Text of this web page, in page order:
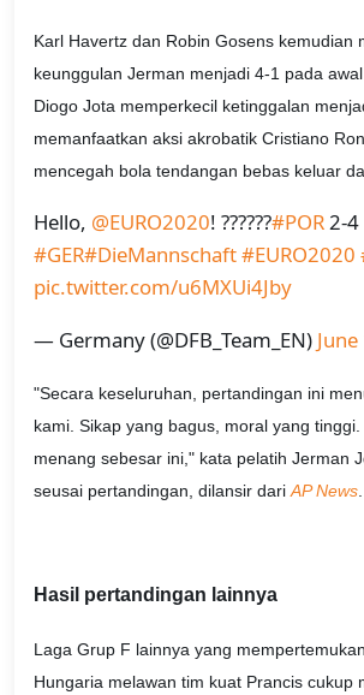
Karl Havertz dan Robin Gosens kemudian
keunggulan Jerman menjadi 4-1 pada
Diogo Jota memperkecil ketinggalan
memanfaatkan aksi akrobatik Cristiano
mencegah bola tendangan bebas keluar
Hello, @EURO2020! ??????#POR2-4
#GER#DieMannschaft#EURO2020
pic.twitter.com/u6MXUi4Jby
— Germany (@DFB_Team_EN)
"Secara keseluruhan, pertandingan ini
kami. Sikap yang bagus, moral yang
menang sebesar ini," kata pelatih Jerman
seusai pertandingan, dilansir dari AP News
Hasil pertandingan lainnya
Laga Grup F lainnya yang
Hungaria melawan tim kuat Prancis cukup